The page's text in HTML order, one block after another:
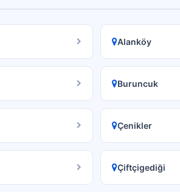
Alanköy
Buruncuk
Çenikler
Çiftçigediği